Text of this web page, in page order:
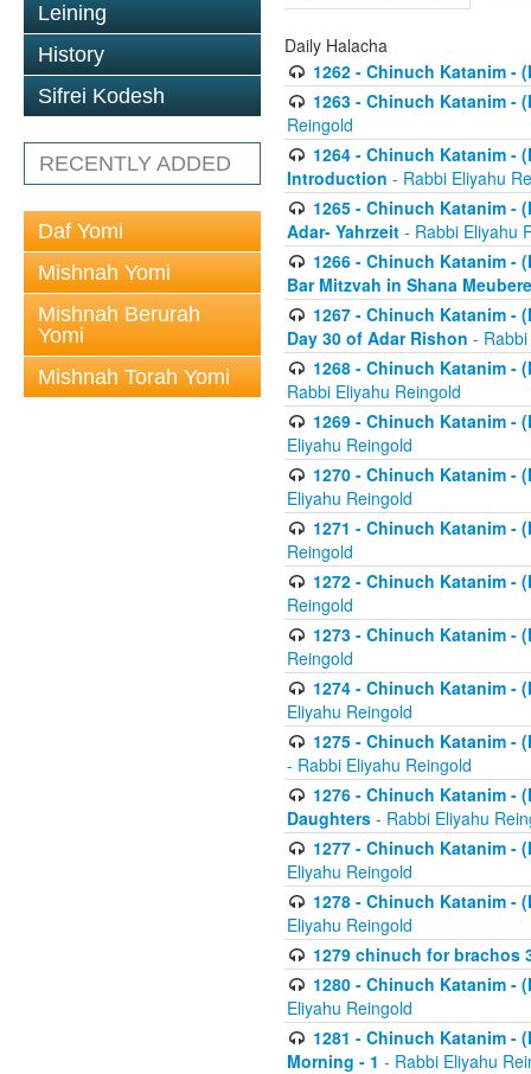
Leining
History
Sifrei Kodesh
RECENTLY ADDED
Daf Yomi
Mishnah Yomi
Mishnah Berurah
Yomi
Mishnah Torah Yomi
Daily Halacha
1262 - Chinuch Katanim -
1263 - Chinuch Katanim -
Reingold
1264 - Chinuch Katanim -
Introduction - Rabbi Eliyahu
1265 - Chinuch Katanim -
Adar- Yahrzeit - Rabbi Eliyahu
1266 - Chinuch Katanim -
Bar Mitzvah in Shana
1267 - Chinuch Katanim -
Day 30 of Adar Rishon -
1268 - Chinuch Katanim -
Rabbi Eliyahu Reingold
1269 - Chinuch Katanim -
Eliyahu Reingold
1270 - Chinuch Katanim -
Eliyahu Reingold
1271 - Chinuch Katanim -
Reingold
1272 - Chinuch Katanim -
Reingold
1273 - Chinuch Katanim -
Reingold
1274 - Chinuch Katanim -
Eliyahu Reingold
1275 - Chinuch Katanim -
- Rabbi Eliyahu Reingold
1276 - Chinuch Katanim -
Daughters - Rabbi Eliyahu
1277 - Chinuch Katanim -
Eliyahu Reingold
1278 - Chinuch Katanim -
Eliyahu Reingold
1279 chinuch for brachos
1280 - Chinuch Katanim -
Eliyahu Reingold
1281 - Chinuch Katanim -
Morning - 1 - Rabbi Eliyahu